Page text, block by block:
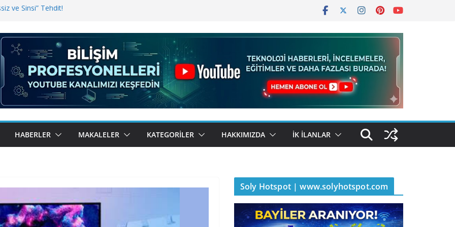
ve Sinsi” Tehdit!
Bugün BulutTahsilat’ta
Kemal Oral Tüm Sorularımızı
HABERLER MAKALELER KATEGORILER HAKKIMIZDA İK İLANLAR
Soly Hotspot | www.solyhotspot.com